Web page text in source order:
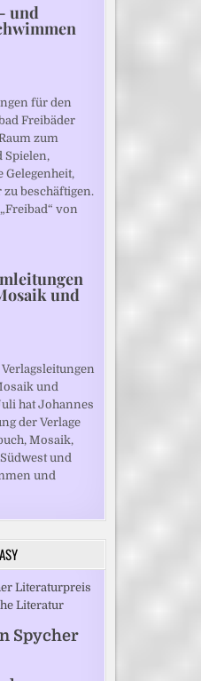
und
für den
Freibäder
zum
Spielen,
Gelegenheit,
beschäftigen.
von
und
und
hat Johannes
der Verlage
Mosaik,
und
und
Spycher